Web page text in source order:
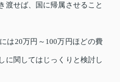
渡せば、国に帰属させること
は20万円～100万円ほどの費
に関してはじっくりと検討し